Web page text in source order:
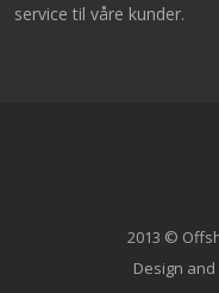
service til våre kunder.
2013 ©
Design